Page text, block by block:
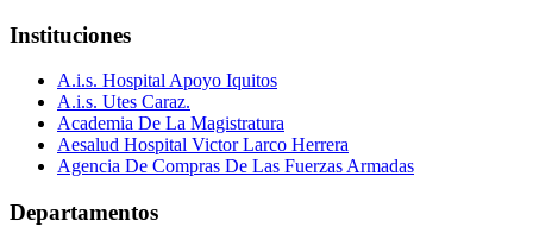
Instituciones
A.i.s. Hospital Apoyo Iquitos
A.i.s. Utes Caraz.
Academia De La Magistratura
Aesalud Hospital Victor Larco Herrera
Agencia De Compras De Las Fuerzas Armadas
Departamentos